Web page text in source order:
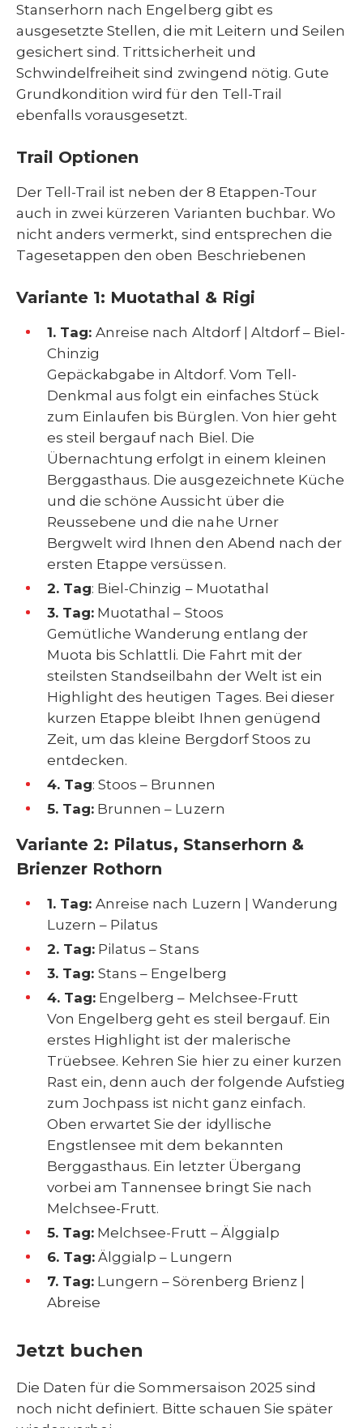
Stanserhorn nach Engelberg gibt es
ausgesetzte Stellen, die mit Leitern und Seilen
gesichert sind. Trittsicherheit und
Schwindelfreiheit sind zwingend nötig. Gute
Grundkondition wird für den Tell-Trail
ebenfalls vorausgesetzt.
Trail Optionen
Der Tell-Trail ist neben der 8 Etappen-Tour
auch in zwei kürzeren Varianten buchbar. Wo
nicht anders vermerkt, sind entsprechen die
Tagesetappen den oben Beschriebenen
Variante 1: Muotathal & Rigi
1. Tag:Anreise nach Altdorf | Altdorf – Biel-
Chinzig
Gepäckabgabe in Altdorf. Vom Tell-
Denkmal aus folgt ein einfaches Stück
zum Einlaufen bis Bürglen. Von hier geht
es steil bergauf nach Biel. Die
Übernachtung erfolgt in einem kleinen
Berggasthaus. Die ausgezeichnete Küche
und die schöne Aussicht über die
Reussebene und die nahe Urner
Bergwelt wird Ihnen den Abend nach der
ersten Etappe versüssen.
2. Tag: Biel-Chinzig – Muotathal
3. Tag: Muotathal – Stoos
Gemütliche Wanderung entlang der
Muota bis Schlattli. Die Fahrt mit der
steilsten Standseilbahn der Welt ist ein
Highlight des heutigen Tages. Bei dieser
kurzen Etappe bleibt Ihnen genügend
Zeit, um das kleine Bergdorf Stoos zu
entdecken.
4. Tag: Stoos – Brunnen
5. Tag: Brunnen – Luzern
Variante 2: Pilatus, Stanserhorn &
Brienzer Rothorn
1. Tag:Anreise nach Luzern | Wanderung
Luzern – Pilatus
2. Tag: Pilatus – Stans
3. Tag:Stans – Engelberg
4. Tag: Engelberg – Melchsee-Frutt
Von Engelberg geht es steil bergauf. Ein
erstes Highlight ist der malerische
Trüebsee. Kehren Sie hier zu einer kurzen
Rast ein, denn auch der folgende Aufstieg
zum Jochpass ist nicht ganz einfach.
Oben erwartet Sie der idyllische
Engstlensee mit dem bekannten
Berggasthaus. Ein letzter Übergang
vorbei am Tannensee bringt Sie nach
Melchsee-Frutt.
5. Tag: Melchsee-Frutt – Älggialp
6. Tag: Älggialp – Lungern
7. Tag: Lungern – Sörenberg Brienz |
Abreise
Jetzt buchen
Die Daten für die Sommersaison 2025 sind
noch nicht definiert. Bitte schauen Sie später